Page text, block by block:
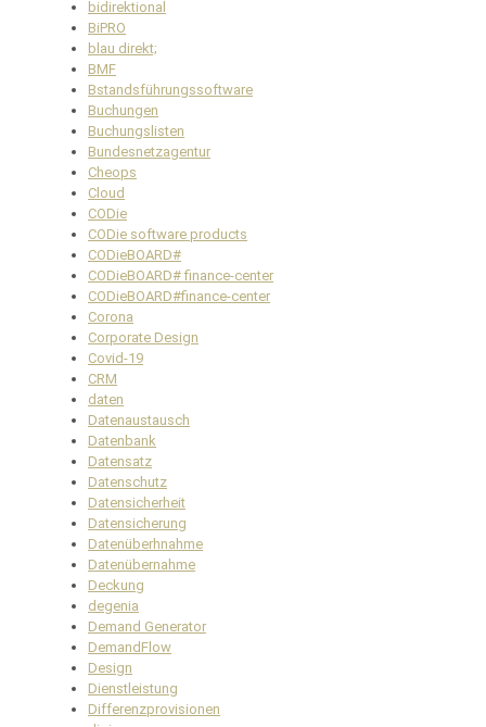
bidirektional
BiPRO
blau direkt;
BMF
Bstandsführungssoftware
Buchungen
Buchungslisten
Bundesnetzagentur
Cheops
Cloud
CODie
CODie software products
CODieBOARD#
CODieBOARD# finance-center
CODieBOARD#finance-center
Corona
Corporate Design
Covid-19
CRM
daten
Datenaustausch
Datenbank
Datensatz
Datenschutz
Datensicherheit
Datensicherung
Datenüberhnahme
Datenübernahme
Deckung
degenia
Demand Generator
DemandFlow
Design
Dienstleistung
Differenzprovisionen